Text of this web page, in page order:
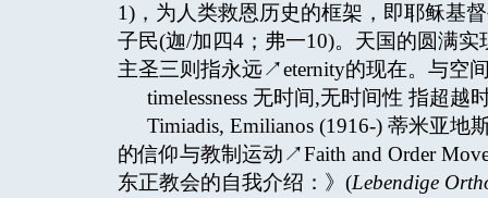
1)，为人类救恩历史的框架，即耶稣基
子民(迦/加四4；弗一10)。天国的圆满
主圣三则指永远↗eternity的现在。与空
timelessness 无时间,无时间性 指超
Timiadis, Emilianos (1916-) 蒂米亚
的信仰与教制运动↗Faith and Order
东正教会的自我介绍：》(Lebendige